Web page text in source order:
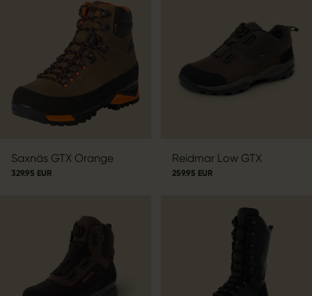
Saxnäs GTX Orange
329.95 EUR
Reidmar Low GTX
259.95 EUR